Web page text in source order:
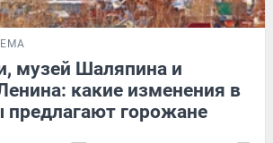
музей Шаляпина и
какие изменения в
предлагают горожане